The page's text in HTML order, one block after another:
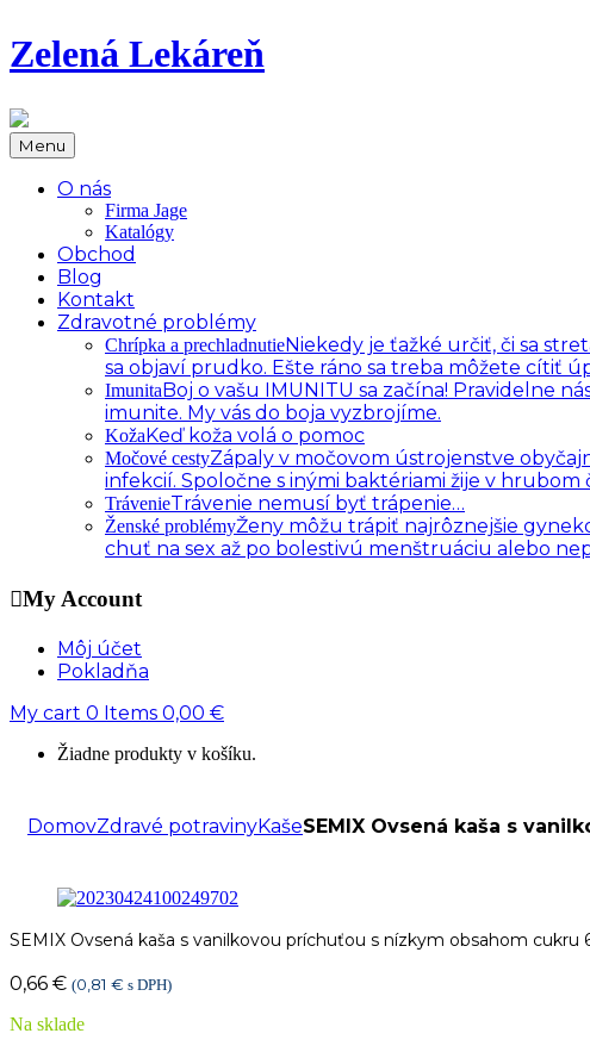
Zelená Lekáreň
Menu
O nás
Firma Jage
Katalógy
Obchod
Blog
Kontakt
Zdravotné problémy
Chrípka a prechladnutieNiekedy je ťažké určiť, či sa
sa objaví prudko. Ešte ráno sa treba môžete cítiť
ImunitaBoj o vašu IMUNITU sa začína! Pravidelne
imunite. My vás do boja vyzbrojíme.
KožaKeď koža volá o pomoc
Močové cestyZápaly v močovom ústrojenstve
infekcií. Spoločne s inými baktériami žije v
TrávenieTrávenie nemusí byť trápenie…
Ženské problémyŽeny môžu trápiť najrôznejšie
chuť na sex až po bolestivú menštruáciu alebo
My Account
Môj účet
Pokladňa
My cart 0 Items 0,00 €
Žiadne produkty v košíku.
DomovZdravé potravinyKašeSEMIX Ovsená kaša s
SEMIX Ovsená kaša s vanilkovou príchuťou s nízkym obsahom cukru
0,66 € (0,81 € s DPH)
Na sklade